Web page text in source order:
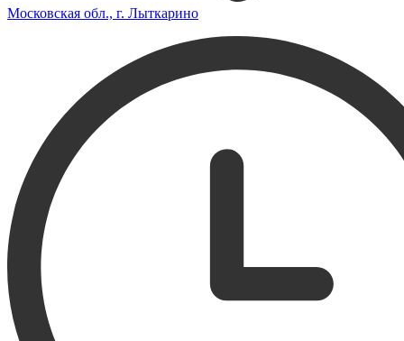
Московская обл., г. Лыткарино